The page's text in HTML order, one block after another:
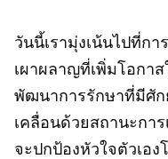
วันนี้เรามุ่งเน้นไปที่ก
เผาผลาญที่เพิ่มโอกา
พัฒนาการรักษาที่มีศัก
เคลื่อนด้วยสถานะกา
จะปกป้องหัวใจตัวเอ